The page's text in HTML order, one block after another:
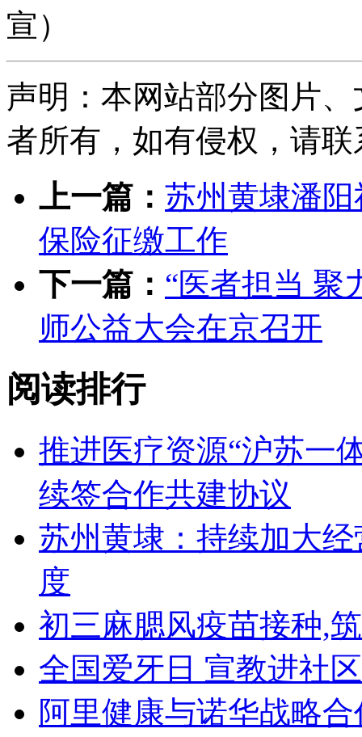
宣）
声明：本网站部分图片
者所有，如有侵权，请联
上一篇： 苏州黄埭潘
保险征缴工作
下一篇： “医者担当 聚
师公益大会在京召开
阅读排行
推进医疗资源“沪苏一
续签合作共建协议
苏州黄埭：持续加大
度
初三麻腮风疫苗接种,
全国爱牙日 宣教进社区
阿里健康与诺华战略